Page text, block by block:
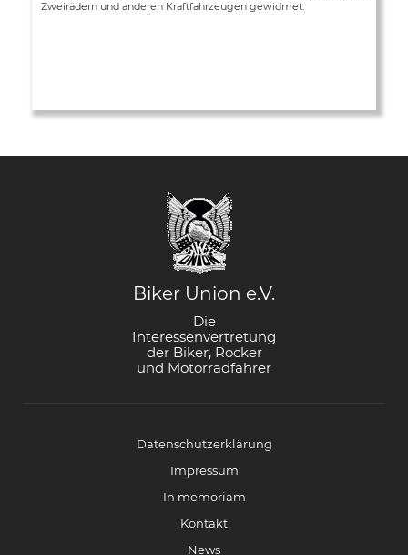
Zweirädern und anderen Kraftfahrzeugen gewidmet.
Biker Union e.V.
Die
Interessenvertretung
der Biker, Rocker
und Motorradfahrer
Datenschutzerklärung
Impressum
In memoriam
Kontakt
News